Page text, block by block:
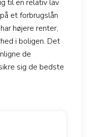
til en relativ lav
et forbrugslån
højere renter,
i boligen. Det
de
sig de bedste